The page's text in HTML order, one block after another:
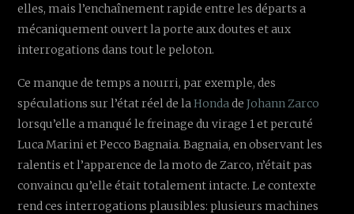
elles, mais l’enchaînement rapide entre les départs a
mécaniquement ouvert la porte aux doutes et aux
interrogations dans tout le peloton.
Ce manque de temps a nourri, par exemple, des
spéculations sur l’état réel de laHondadeJohann Zarco
lorsqu’elle a manqué le freinage du virage 1 et percuté
Luca Marini et Pecco Bagnaia. Bagnaia, en observant les
ralentis et l’apparence de la moto de Zarco, n’était pas
convaincu qu’elle était totalement intacte. Le contexte
rend ces interrogations plausibles: plusieurs machines